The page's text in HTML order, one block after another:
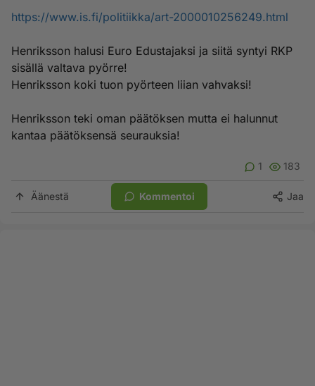
https://www.is.fi/politiikka/art-2000010256249.html
Henriksson halusi Euro Edustajaksi ja siitä syntyi RKP
sisällä valtava pyörre!
Henriksson koki tuon pyörteen liian vahvaksi!
Henriksson teki oman päätöksen mutta ei halunnut
kantaa päätöksensä seurauksia!
1 183
Äänestä Kommentoi Jaa